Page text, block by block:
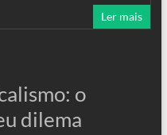
Ler mais
o
dilema